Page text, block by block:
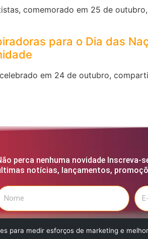
comemorado em 25 de
para o Dia das
em 24 de outubro,
perca nenhuma novidade
notícias, lançamentos,
se inscrever, você terá acesso a conteúdos
para medir esforços de marketing e